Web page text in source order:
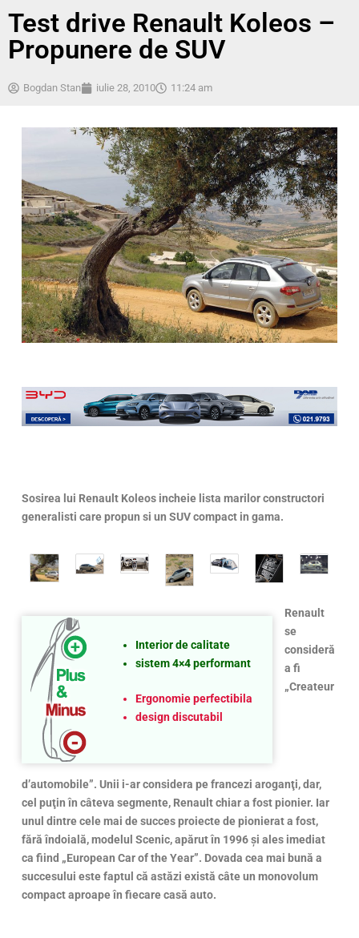
Test drive Renault Koleos –
Propunere de SUV
Bogdan Stan iulie 28, 2010 11:24 am
Sosirea lui Renault Koleos incheie lista marilor constructori
generalisti care propun si un SUV compact in gama.
Interior de calitate
sistem 4×4 performant
Ergonomie perfectibila
design discutabil
Renault
se
consideră
a fi
„Createur
d’automobile”. Unii i-ar considera pe francezi aroganţi, dar,
cel puţin în câteva segmente, Renault chiar a fost pionier. Iar
unul dintre cele mai de succes proiecte de pionierat a fost,
fără îndoială, modelul Scenic, apărut în 1996 şi ales imediat
ca fiind „European Car of the Year”. Dovada cea mai bună a
succesului este faptul că astăzi există câte un monovolum
compact aproape în fiecare casă auto.